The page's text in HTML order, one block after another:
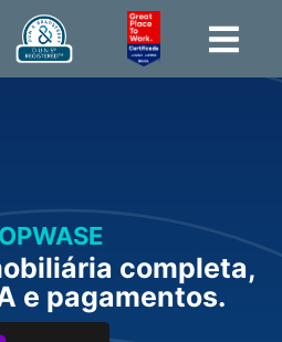
completa,
e pagamentos.